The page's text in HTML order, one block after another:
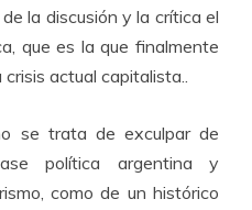
la discusión y la crítica el
que es la que finalmente
actual capitalista..
se trata de exculpar de
política argentina y
como de un histórico